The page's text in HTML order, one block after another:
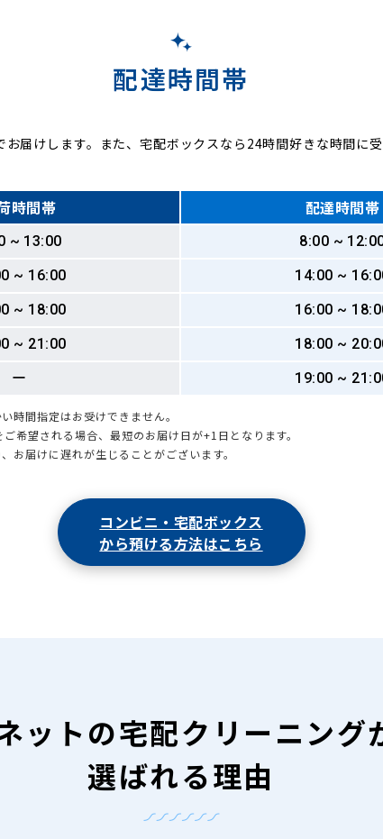
配達時間帯
お届けします。また、宅配ボックスなら24時間好きな時間に
時間帯 配達時間帯
~ 13:00
8:00 ~
~ 16:00
14:00 ~
~ 18:00
16:00 ~
~ 21:00
18:00 ~
ー
19:00 ~
時間指定はお受けできません。
希望される場合、最短のお届け日が+1日となります。
お届けに遅れが生じることがございます。
コンビニ・宅配ボックス
から預ける方法はこちら
ットの宅配クリーニング
選ばれる理由